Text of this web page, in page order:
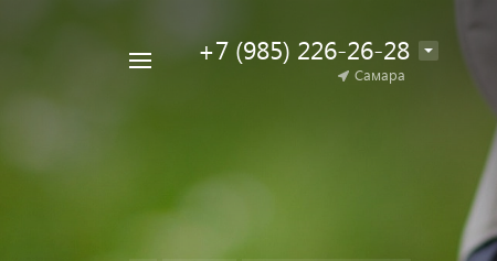
+7 (985) 226-26-28
Самара